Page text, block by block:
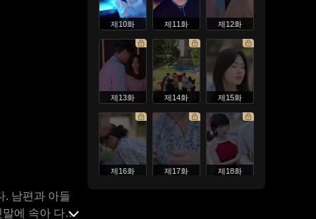
. 남편과 아들
에 속아 다시
제10화 제11화 제12화
제13화 제14화 제15화
제16화 제17화 제18화